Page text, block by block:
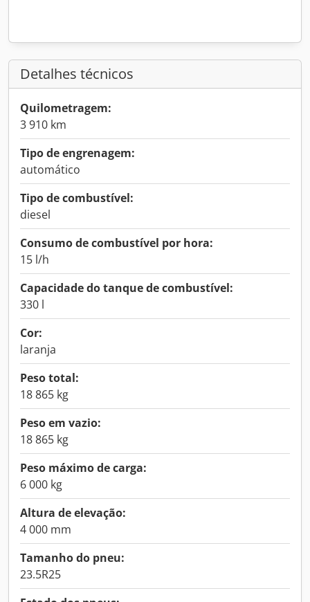
Detalhes técnicos
Quilometragem:
3 910 km
Tipo de engrenagem:
automático
Tipo de combustível:
diesel
Consumo de combustível por hora:
15 l/h
Capacidade do tanque de combustível:
330 l
Cor:
laranja
Peso total:
18 865 kg
Peso em vazio:
18 865 kg
Peso máximo de carga:
6 000 kg
Altura de elevação:
4 000 mm
Tamanho do pneu:
23.5R25